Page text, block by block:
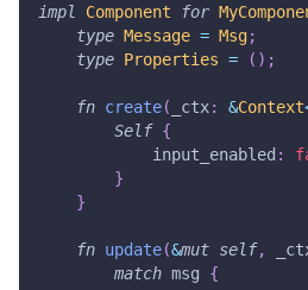
impl Component for
type Message = Msg;
type Properties = ( ) ;
fn create( _ctx: &Context
Self {
            input_enabled
:
}
}
fn update(&mut self,
match msg {